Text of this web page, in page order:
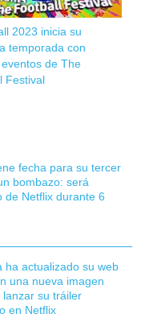
2023 inicia su
temporada con
de The
Festival
fecha para su tercer
bombazo: será
de Netflix durante 6
ha actualizado su web
una nueva imagen
lanzar su tráiler
en Netflix